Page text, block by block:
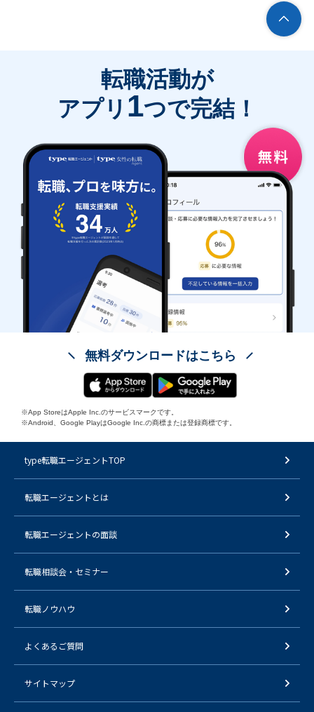
転職活動が
アプリ 1つで完結！
無料ダウンロードはこちら
※App StoreはApple Inc.のサービスマークです。
※Android、Google PlayはGoogle Inc.の商標または登録商標です。
type転職エージェントTOP
転職エージェントとは
転職エージェントの面談
転職相談会・セミナー
転職ノウハウ
よくあるご質問
サイトマップ